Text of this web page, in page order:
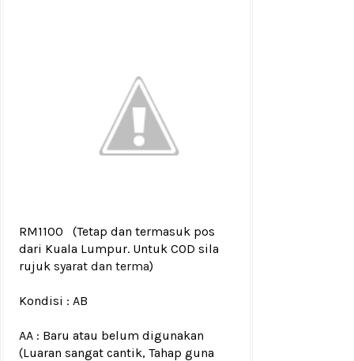
RM1100
(Tetap dan termasuk pos
dari Kuala Lumpur. Untuk COD sila
rujuk syarat dan terma)
Kondisi : AB
AA : Baru atau belum digunakan
(Luaran sangat cantik, Tahap guna